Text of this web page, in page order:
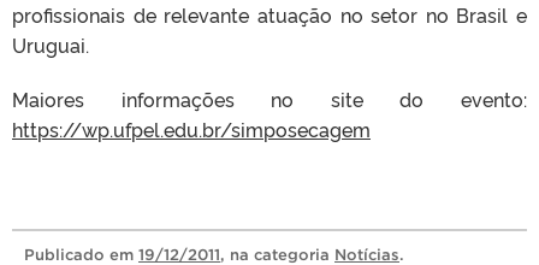
profissionais de relevante atuação no setor no Brasil e
Uruguai.
Maiores informações no site do evento:
https://wp.ufpel.edu.br/simposecagem
Publicado em 19/12/2011, na categoria Notícias.